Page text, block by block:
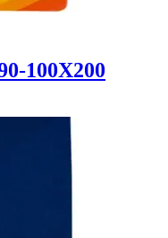
100X200